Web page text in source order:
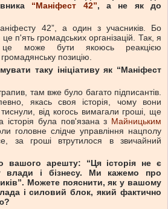
“Маніфест 42”, а не як до
42”, а один з учасників. Бо
п'ять громадських організацій. Так, я
може бути якоюсь реакцією
позицію.
таку ініціативу як “Маніфест
там вже було багато підписантів.
якась своя історія, чому вони
від когось вимагали гроші, ще
була пов'язана з Майницьким
головне слідче управління нацполу
за гроші втрутилося в звичайний
вашого арешту: “Ця історія не є
влади і бізнесу. Ми кажемо про
Можете пояснити, як у вашому
і силовий блок, який фактично